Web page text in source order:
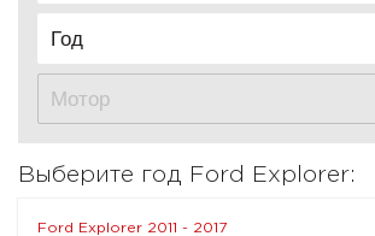
Год
Мотор
Выберите год Ford Explorer:
Ford Explorer 2011 - 2017